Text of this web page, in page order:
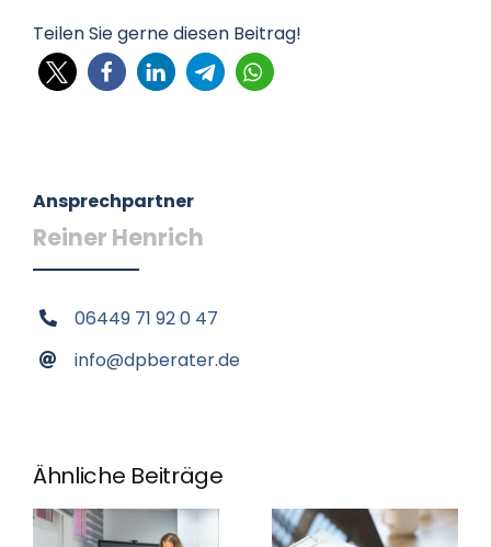
Teilen Sie gerne diesen Beitrag!
Ansprechpartner
Reiner Henrich
06449 71 92 0 47
info@dpberater.de
Ähnliche Beiträge